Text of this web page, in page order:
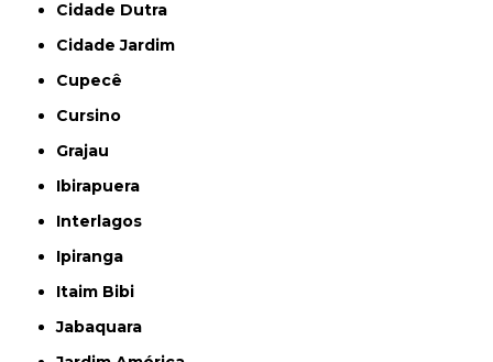
Cidade Dutra
Cidade Jardim
Cupecê
Cursino
Grajau
Ibirapuera
Interlagos
Ipiranga
Itaim Bibi
Jabaquara